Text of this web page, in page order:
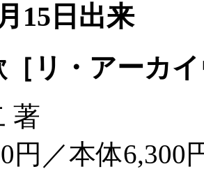
15日出来
リ・アーカ
著
円／本体6,300